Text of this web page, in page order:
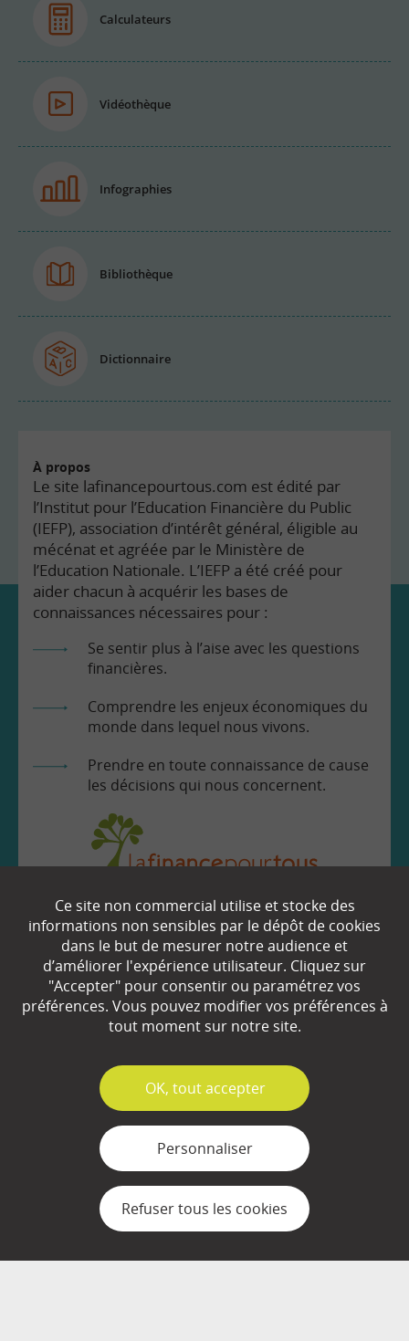
Calculateurs
Vidéothèque
Infographies
Bibliothèque
Dictionnaire
À propos
Le site lafinancepourtous.com est édité par
l’Institut pour l’Education Financière du Public
(IEFP), association d’intérêt général, éligible au
mécénat et agréée par le Ministère de
l’Education Nationale. L’IEFP a été créé pour
aider chacun à acquérir les bases de
connaissances nécessaires pour :
Se sentir plus à l’aise avec les questions
financières.
Comprendre les enjeux économiques du
monde dans lequel nous vivons.
Prendre en toute connaissance de cause
les décisions qui nous concernent.
EN SAVOIR
Qui sommes-nous ?
Partenaires
Plan du site
Mentions légales
Gestion des cookies
Ce site non commercial utilise et stocke des
informations non sensibles par le dépôt de cookies
dans le but de mesurer notre audience et
d’améliorer l'expérience utilisateur. Cliquez sur
"Accepter" pour consentir ou paramétrez vos
préférences. Vous pouvez modifier vos préférences à
tout moment sur notre site.
✓
OK, tout accepter
Personnaliser
Refuser tous les cookies